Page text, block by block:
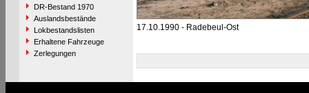
DR-Bestand 1970
Auslandsbestände
Lokbestandslisten
Erhaltene Fahrzeuge
Zerlegungen
17.10.1990 - Radebeul-Ost